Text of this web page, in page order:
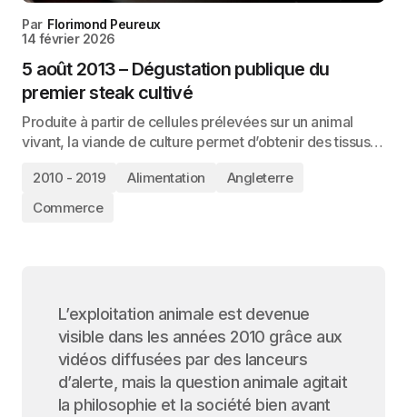
Par Florimond Peureux
14 février 2026
5 août 2013 – Dégustation publique du
premier steak cultivé
Produite à partir de cellules prélevées sur un animal
vivant, la viande de culture permet d’obtenir des tissus…
2010 - 2019 Alimentation
Angleterre
Commerce
L’exploitation animale est devenue
visible dans les années 2010 grâce aux
vidéos diffusées par des lanceurs
d’alerte, mais la question animale agitait
la philosophie et la société bien avant